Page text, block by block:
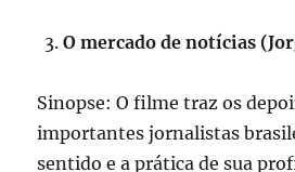
O mercado de notícias
Sinopse: O filme traz os
importantes jornalistas
sentido e a prática de sua